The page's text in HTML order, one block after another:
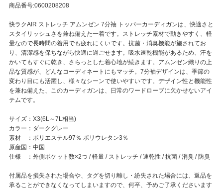
商品番号:0600208208
快ラクAIR ストレッチ アムンゼン 7分袖 トッパーカーディガンは、快適さと
スタイリッシュさを兼ね備えた一着です。ストレッチ素材で動きやすく、軽
量なので長時間の着用でも疲れにくいです。抗菌・消臭機能が施されてお
り、清潔感を保ちながら快適に過ごせます。吸水速乾機能があるため、汗を
かいてもすぐに乾き、さらっとした着心地が続きます。アムンゼン織りの上
品な質感が、どんなコーディネートにもマッチ。7分袖デザインは、季節の
変わり目にも活躍し、様々なシーンで使いやすいです。デザイン性と機能性
を兼ね備えた、このカーディガンは、日常のワードローブに欠かせないアイ
テムです。
サイズ：X3(6L～7L相当)
カラー：ダークグレー
素材 ：ポリエステル97％ ポリウレタン3％
原産国：中国
仕様 ：外側ポケット数×2つ / 軽量 / ストレッチ / 速乾性 / 抗菌 / 消臭 / 防臭
付属品を損失された場合や、タグを切り離し・紛失された場合には、返品を
承ることができなくなってしまいますので、何卒、予めご了承くださいます